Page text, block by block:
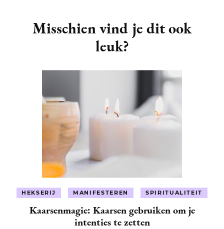
Navigation
Misschien vind je dit ook
leuk?
HEKSERIJ MANIFESTEREN SPIRITUALITEIT
Kaarsenmagie: Kaarsen gebruiken om je
intenties te zetten